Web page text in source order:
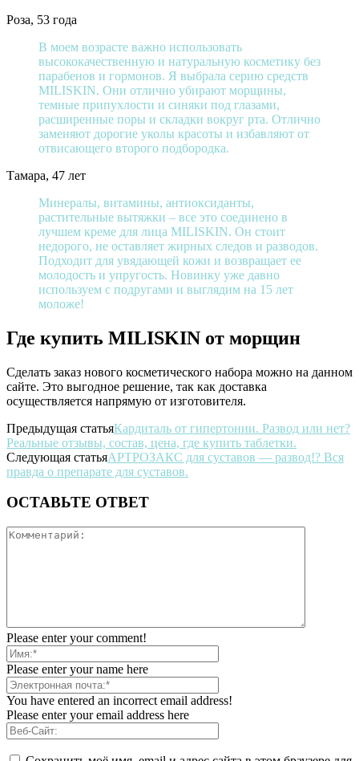
Роза, 53 года
В моем возрасте важно использовать
высококачественную и натуральную косметику без
парабенов и гормонов. Я выбрала серию средств
MILISKIN. Они отлично убирают морщины,
темные припухлости и синяки под глазами,
расширенные поры и складки вокруг рта. Отлично
заменяют дорогие уколы красоты и избавляют от
отвисающего второго подбородка.
Тамара, 47 лет
Минералы, витамины, антиоксиданты,
растительные вытяжки – все это соединено в
лучшем креме для лица MILISKIN. Он стоит
недорого, не оставляет жирных следов и разводов.
Подходит для увядающей кожи и возвращает ее
молодость и упругость. Новинку уже давно
используем с подругами и выглядим на 15 лет
моложе!
Где купить MILISKIN от морщин
Сделать заказ нового косметического набора можно на данном
сайте. Это выгодное решение, так как доставка
осуществляется напрямую от изготовителя.
Предыдущая статьяКардиталь от гипертонии. Развод или нет?
Реальные отзывы, состав, цена, где купить таблетки.
Следующая статьяАРТРОЗАКС для суставов — развод!? Вся
правда о препарате для суставов.
ОСТАВЬТЕ ОТВЕТ
Please enter your comment!
Please enter your name here
You have entered an incorrect email address!
Please enter your email address here